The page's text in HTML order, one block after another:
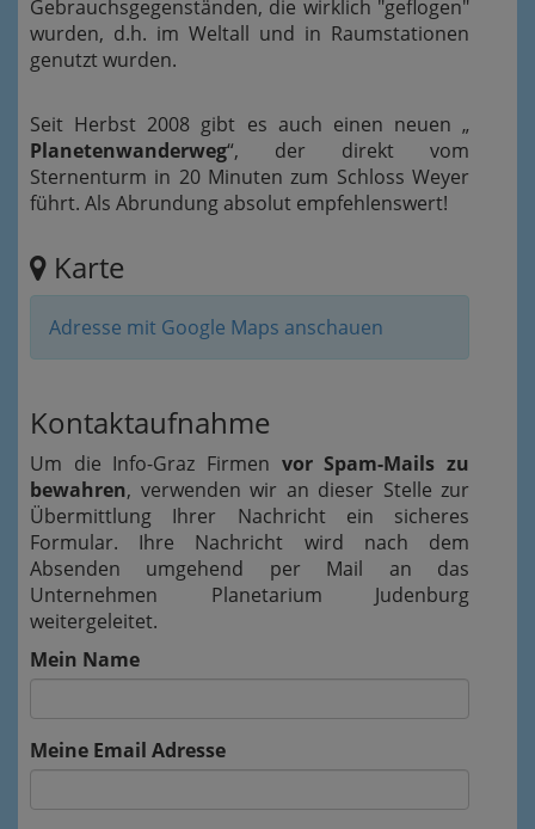
Gebrauchsgegenständen, die wirklich "geflogen"
wurden, d.h. im Weltall und in Raumstationen
genutzt wurden.
Seit Herbst 2008 gibt es auch einen neuen „
Planetenwanderweg“, der direkt vom
Sternenturm in 20 Minuten zum Schloss Weyer
führt. Als Abrundung absolut empfehlenswert!
Karte
Adresse mit Google Maps anschauen
Kontaktaufnahme
Um die Info-Graz Firmen vor Spam-Mails zu
bewahren, verwenden wir an dieser Stelle zur
Übermittlung Ihrer Nachricht ein sicheres
Formular. Ihre Nachricht wird nach dem
Absenden umgehend per Mail an das
Unternehmen Planetarium Judenburg
weitergeleitet.
Mein Name
Meine Email Adresse